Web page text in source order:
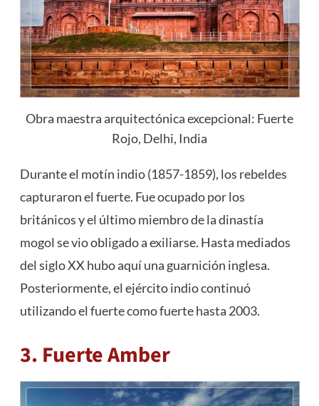
Obra maestra arquitectónica excepcional: Fuerte
Rojo, Delhi, India
Durante el motín indio (1857-1859), los rebeldes
capturaron el fuerte. Fue ocupado por los
británicos y el último miembro de la dinastía
mogol se vio obligado a exiliarse. Hasta mediados
del siglo XX hubo aquí una guarnición inglesa.
Posteriormente, el ejército indio continuó
utilizando el fuerte como fuerte hasta 2003.
3. Fuerte Amber